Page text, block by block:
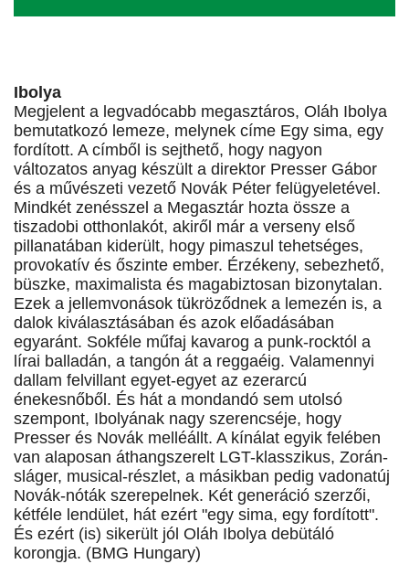
Ibolya
Megjelent a legvadócabb megasztáros, Oláh Ibolya
bemutatkozó lemeze, melynek címe Egy sima, egy
fordított. A címből is sejthető, hogy nagyon
változatos anyag készült a direktor Presser Gábor
és a művészeti vezető Novák Péter felügyeletével.
Mindkét zenésszel a Megasztár hozta össze a
tiszadobi otthonlakót, akiről már a verseny első
pillanatában kiderült, hogy pimaszul tehetséges,
provokatív és őszinte ember. Érzékeny, sebezhető,
büszke, maximalista és magabiztosan bizonytalan.
Ezek a jellemvonások tükröződnek a lemezén is, a
dalok kiválasztásában és azok előadásában
egyaránt. Sokféle műfaj kavarog a punk-rocktól a
lírai balladán, a tangón át a reggaéig. Valamennyi
dallam felvillant egyet-egyet az ezerarcú
énekesnőből. És hát a mondandó sem utolsó
szempont, Ibolyának nagy szerencséje, hogy
Presser és Novák melléállt. A kínálat egyik felében
van alaposan áthangszerelt LGT-klasszikus, Zorán-
sláger, musical-részlet, a másikban pedig vadonatúj
Novák-nóták szerepelnek. Két generáció szerzői,
kétféle lendület, hát ezért "egy sima, egy fordított".
És ezért (is) sikerült jól Oláh Ibolya debütáló
korongja. (BMG Hungary)